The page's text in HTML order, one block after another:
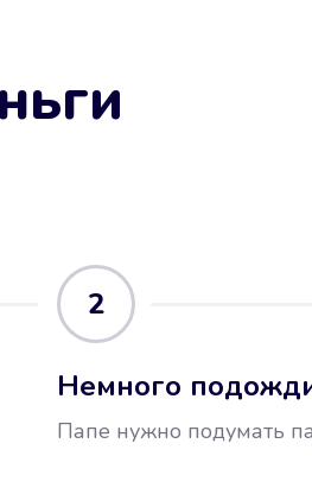
2
Немного
Папе нужно подумать